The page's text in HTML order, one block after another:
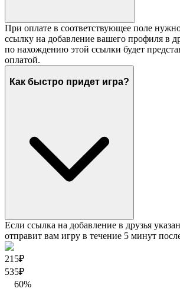
При оплате в соответствующее поле нужно
ссылку на добавление вашего профиля в
по нахождению этой ссылки будет
оплатой.
Как быстро придет игра?
Если ссылка на добавление в друзья
отправит вам игру в течение 5 минут
215₽
535₽
60%